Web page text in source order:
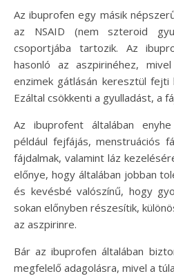
Az ibuprofen egy másik
az NSAID (nem szteroid
csoportjába tartozik. Az
hasonló az aszpirinéhez,
enzimek gátlásán keresztül fejti
Ezáltal csökkenti a gyulladást, a
Az ibuprofent általában
például fejfájás, menstruációs
fájdalmak, valamint láz
előnye, hogy általában jobban
és kevésbé valószínű, hogy
sokan előnyben részesítik,
az aszpirinre.
Bár az ibuprofen általában
megfelelő adagolásra, mivel a